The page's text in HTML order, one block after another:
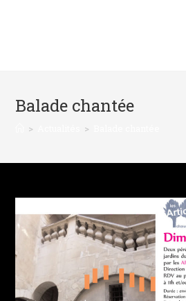
Balade chantée
> >